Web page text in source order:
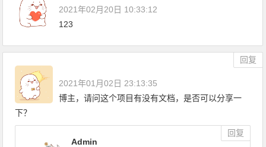
2021年02月20日 10:33:12
123
回复
2021年01月02日 23:13:35
博主，请问这个项目有没有文档，是否可以分享一
下？
Admin
回复